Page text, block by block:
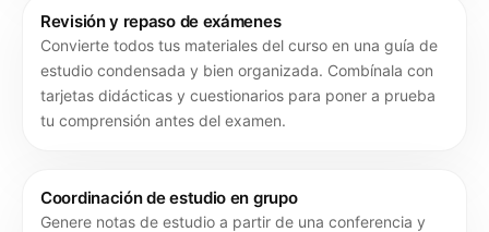
Revisión y repaso de exámenes
Convierte todos tus materiales del curso en una guía de
estudio condensada y bien organizada. Combínala con
tarjetas didácticas y cuestionarios para poner a prueba
tu comprensión antes del examen.
Coordinación de estudio en grupo
Genere notas de estudio a partir de una conferencia y